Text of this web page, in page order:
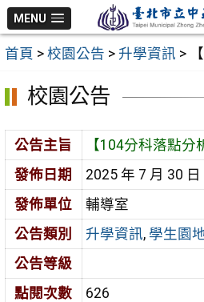
跳
至
主
MENU
首頁 > 校園公告 > 升學資訊 >
校園公告
公告主旨
【104分科落點分
發佈日期
2025 年 7 月 30 日
發佈單位
輔導室
公告類別
升學資訊, 學生園
公告等級
點閱次數
626